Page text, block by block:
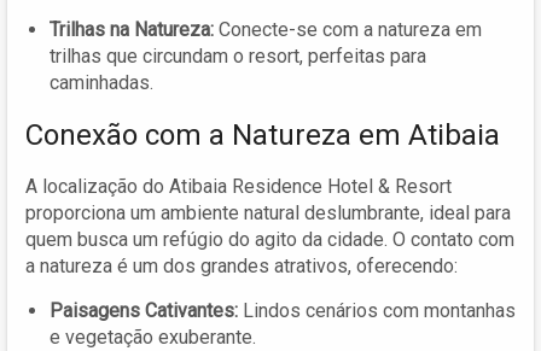
Trilhas na Natureza: Conecte-se com a natureza em
trilhas que circundam o resort, perfeitas para
caminhadas.
Conexão com a Natureza em Atibaia
A localização do Atibaia Residence Hotel & Resort
proporciona um ambiente natural deslumbrante, ideal para
quem busca um refúgio do agito da cidade. O contato com
a natureza é um dos grandes atrativos, oferecendo:
Paisagens Cativantes: Lindos cenários com montanhas
e vegetação exuberante.